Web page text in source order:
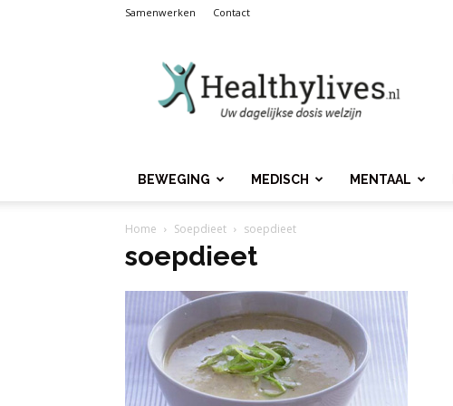
Samenwerken Contact
BEWEGING MEDISCH MENTAAL
Home Soepdieet soepdieet
soepdieet